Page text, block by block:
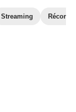
Streaming